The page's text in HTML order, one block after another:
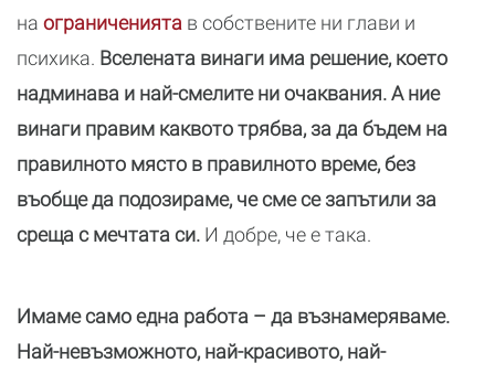
на ограниченията в собствените ни глави и
психика. Вселената винаги има решение, което
надминава и най-смелите ни очаквания. А ние
винаги правим каквото трябва, за да бъдем на
правилното място в правилното време, без
въобще да подозираме, че сме се запътили за
среща с мечтата си. И добре, че е така.
Имаме само една работа – да възнамеряваме.
Най-невъзможното, най-красивото, най-